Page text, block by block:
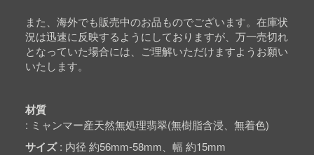
また、海外でも販売中のお品ものでございます。在庫状
況は迅速に反映するようにしておりますが、万一売切れ
となっていた場合には、ご理解いただけますようお願い
いたします。
材質
ミャンマー産天然無処理翡翠(無樹脂含浸、無着色)
サイズ 内径 約56mm-58mm、幅 約15mm